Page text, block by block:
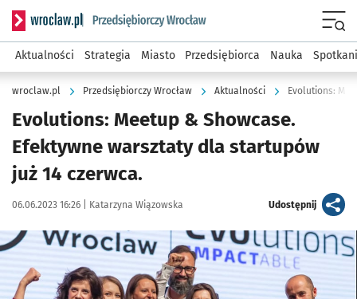
Serwis informacyjny wroclaw.pl podserwis: Strategia
Aktualności Strategia Miasto Przedsiębiorca Nauka
wroclaw.pl Przedsiębiorczy Wrocław Aktualności
Evolutions: Meetup & Showcase.
Efektywne warsztaty dla startupów
już 14 czerwca.
Data publikacji:
06.06.2023 16:26 | Autor:
Katarzyna Wiązowska Udostępnijartykuł
Kliknij, aby powiększyć